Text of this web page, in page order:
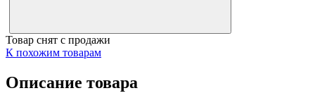
Товар снят с продажи
К похожим товарам
Описание товара